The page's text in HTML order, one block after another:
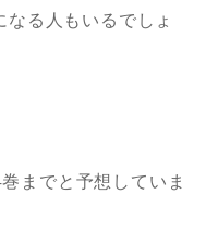
る人もいるでしょ
までと予想していま